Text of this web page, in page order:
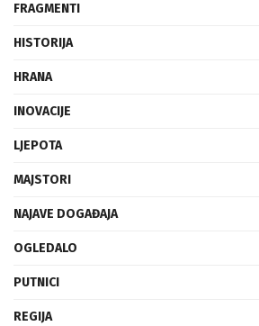
FRAGMENTI
HISTORIJA
HRANA
INOVACIJE
LJEPOTA
MAJSTORI
NAJAVE DOGAĐAJA
OGLEDALO
PUTNICI
REGIJA